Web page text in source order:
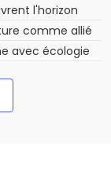
l'horizon
comme allié
avec écologie